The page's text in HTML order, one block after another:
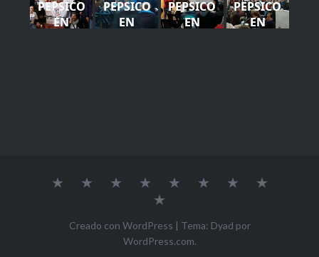
PEPSICO
EN
PEPSICO
EN
PEPSICO
EN
PEPSICO
EN
NosotrosNoticiasLesa
Humanidad
Violencia
Institucional
AgendaMultimedia
Mesa
Creado con WordPress | Tema: Dyad por
WordPress.com.